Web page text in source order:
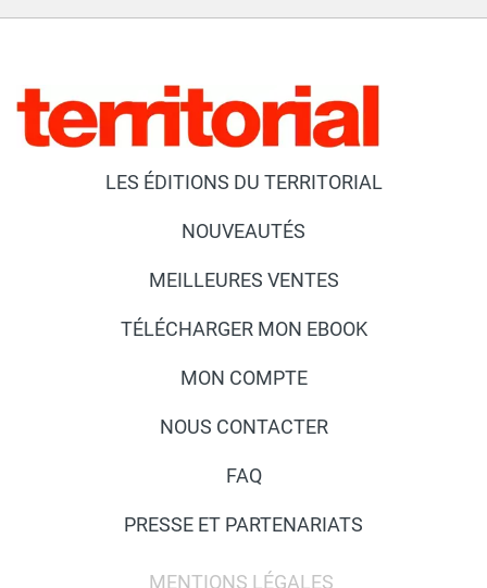
LES ÉDITIONS DU TERRITORIAL
NOUVEAUTÉS
MEILLEURES VENTES
TÉLÉCHARGER MON EBOOK
MON COMPTE
NOUS CONTACTER
FAQ
PRESSE ET PARTENARIATS
MENTIONS LÉGALES